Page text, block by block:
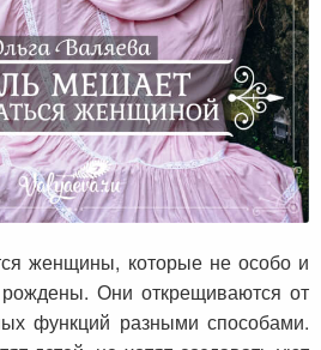
женщины, которые не особо и
Они открещиваются от
функций разными способами.